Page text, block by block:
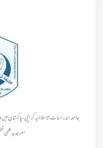
جامعہ الدراسات الاسلامیہ کراچی، پاکستان
اور جدید